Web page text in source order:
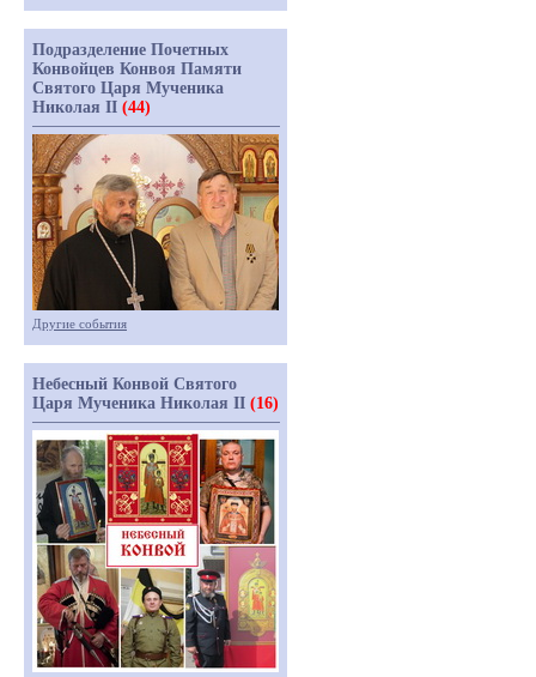
Подразделение Почетных
Конвойцев Конвоя Памяти
Святого Царя Мученика
Николая II (44)
Другие события
Небесный Конвой Святого
Царя Мученика Николая II (16)